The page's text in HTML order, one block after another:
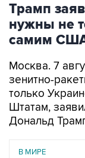
Трамп
нужны не
самим
Москва. 7
зенитно-
только
Штатам,
Дональд
В МИРЕ